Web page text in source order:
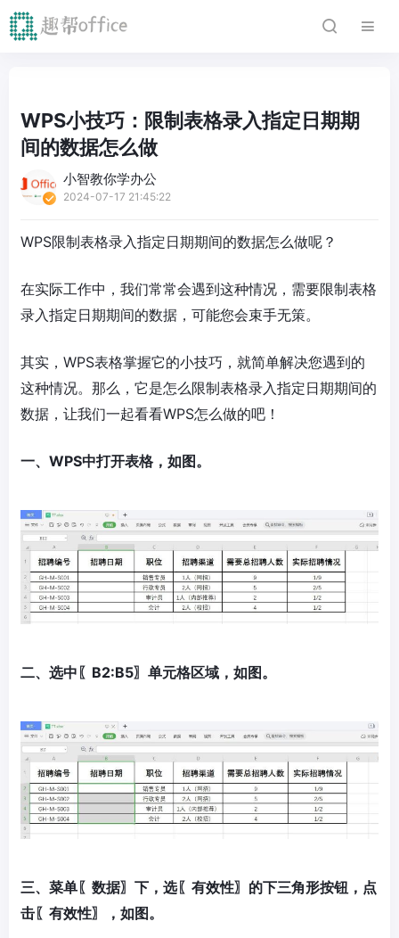
WPS小技巧：限制表格录入指定日期期
间的数据怎么做
小智教你学办公
2024-07-17 21:45:22
WPS限制表格录入指定日期期间的数据怎么做呢？
在实际工作中，我们常常会遇到这种情况，需要限制表格
录入指定日期期间的数据，可能您会束手无策。
其实，WPS表格掌握它的小技巧，就简单解决您遇到的
这种情况。那么，它是怎么限制表格录入指定日期期间的
数据，让我们一起看看WPS怎么做的吧！
一、WPS中打开表格，如图。
二、选中〖B2:B5〗单元格区域，如图。
三、菜单〖数据〗下，选〖有效性〗的下三角形按钮，点
击〖有效性〗，如图。